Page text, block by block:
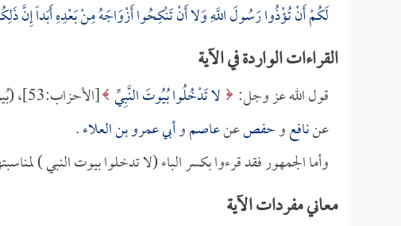
لَكُمْ أَنْ تُؤْذُوا رَسُولَ اللَّهِ وَلا أَنْ تَنْكِحُوا أَزْوَاجَهُ مِنْ بَعْدِهِ أَبَداً إِنَّ
القراءات الواردة في الآية
قول الله عز وجل: لا تَدْخُلُوا بُيُوتَ النَّبِيِّ [الأحزاب:53]، (بُيوت) بضم الباء هذه هي قراءة
عننافعوحفصعنعاصموأبي عمرو بن العلاء.
وأما الجمهور فقد قرءوا بكسر الباء (لا تدخلوا بيوت النبي )
معاني مفردات الآية